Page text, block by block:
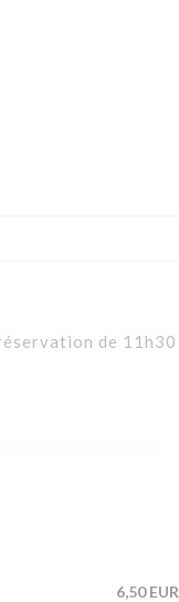
de 11h30
6,50 EUR